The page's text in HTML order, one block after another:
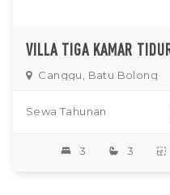
Canggu, Batu Bolong
Sewa Tahunan
3 3